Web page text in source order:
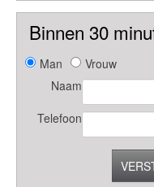
Binnen 30
Man
Vrouw
Naam
Telefoon